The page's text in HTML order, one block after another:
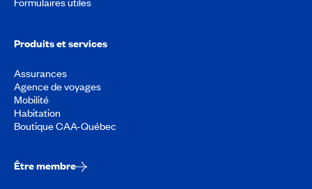
Produits et services
Assurances
Agence de voyages
Mobilité
Habitation
Boutique CAA-Québec
Être membre